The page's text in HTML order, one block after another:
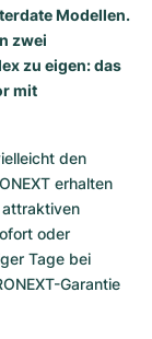
Modellen.
zwei
zu eigen: das
mit
den
erhalten
attraktiven
oder
Tage bei
Garantie